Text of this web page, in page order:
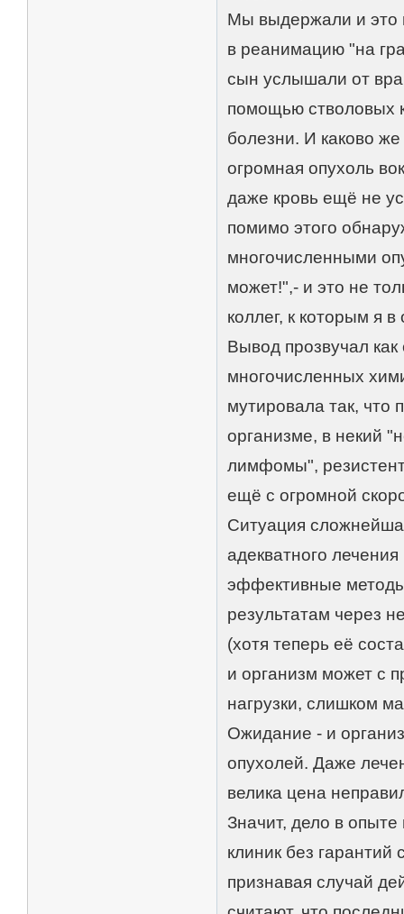
Мы выдержали и это
в реанимацию "на
сын услышали от
помощью стволовых
болезни. И каково
огромная опухоль
даже кровь ещё не
помимо этого
многочисленными
может!",- и это не
коллег, к которым я
Вывод прозвучал
многочисленных
мутировала так, что
организме, в некий
лимфомы",
ещё с огромной
Ситуация
адекватного
эффективные
результатам через
(хотя теперь её
и организм может с
нагрузки, слишком
Ожидание - и
опухолей. Даже
велика цена
Значит, дело в
клиник без
признавая случай